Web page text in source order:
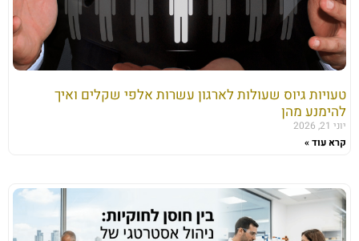
טעויות גיוס שעולות לארגון עשרות אלפי שקלים ואיך
להימנע מהן
יוני 21, 2026
קרא עוד »